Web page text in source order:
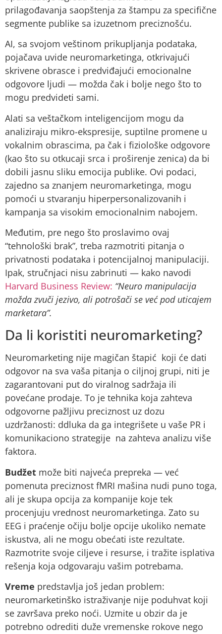
prilagođavanja saopštenja za štampu za specifične
segmente publike sa izuzetnom preciznošću.
AI, sa svojom veštinom prikupljanja podataka,
pojačava uvide neuromarketinga, otkrivajući
skrivene obrasce i predviđajući emocionalne
odgovore ljudi — možda čak i bolje nego što to
mogu predvideti sami.
Alati sa veštačkom inteligencijom mogu da
analiziraju mikro-ekspresije, suptilne promene u
vokalnim obrascima, pa čak i fiziološke odgovore
(kao što su otkucaji srca i proširenje zenica) da bi
dobili jasnu sliku emocija publike. Ovi podaci,
zajedno sa znanjem neuromarketinga, mogu
pomoći u stvaranju hiperpersonalizovanih i
kampanja sa visokim emocionalnim nabojem.
Međutim, pre nego što proslavimo ovaj
“tehnološki brak”, treba razmotriti pitanja o
privatnosti podataka i potencijalnoj manipulaciji.
Ipak, stručnjaci nisu zabrinuti — kako navodi
Harvard Business Review: “Neuro manipulacija
možda zvuči jezivo, ali potrošači se već pod uticajem
marketara”.
Da li koristiti neuromarketing?
Neuromarketing nije magičan štapić koji će dati
odgovor na sva vaša pitanja o ciljnoj grupi, niti je
zagarantovani put do viralnog sadržaja ili
povećane prodaje. To je tehnika koja zahteva
odgovorne pažljivu preciznost uz dozu
uzdržanosti: ddluka da ga integrišete u vaše PR i
komunikaciono strategije na zahteva analizu više
faktora.
Budžet može biti najveća prepreka — već
pomenuta preciznost fMRI mašina nudi puno toga,
ali je skupa opcija za kompanije koje tek
procenjuju vrednost neuromarketinga. Zato su
EEG i praćenje očiju bolje opcije ukoliko nemate
iskustva, ali ne mogu obećati iste rezultate.
Razmotrite svoje ciljeve i resurse, i tražite isplativa
rešenja koja odgovaraju vašim potrebama.
Vreme predstavlja još jedan problem:
neuromarketinško istraživanje nije poduhvat koji
se završava preko noći. Uzmite u obzir da je
potrebno odrediti duže vremenske rokove nego